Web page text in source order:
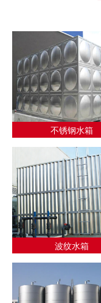
不锈钢水箱
波纹水箱